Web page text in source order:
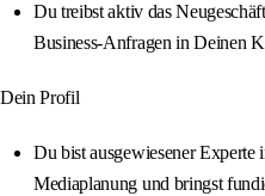
Du treibst aktiv das
Business-Anfragen in Deinen
Dein Profil
Du bist ausgewiesener Experte
Mediaplanung und bringst